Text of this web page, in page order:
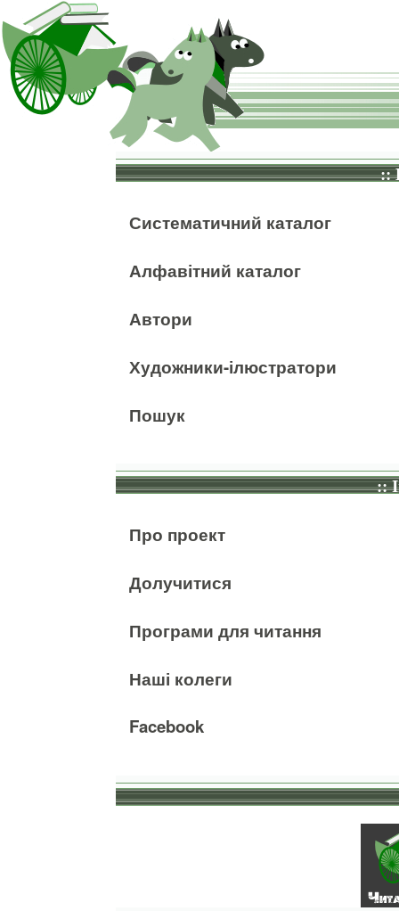
::
Систематичний каталог
Алфавітний каталог
Автори
Художники-ілюстратори
Пошук
::
Про проект
Долучитися
Програми для читання
Наші колеги
Facebook